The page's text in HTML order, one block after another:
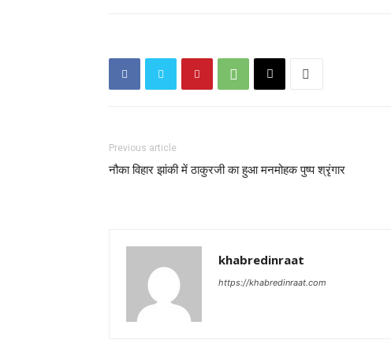
Previous article
नौका विहार झांकी में ठाकुरजी का हुआ मनमोहक पुष्प श्रृंगार
khabredinraat
https://khabredinraat.com